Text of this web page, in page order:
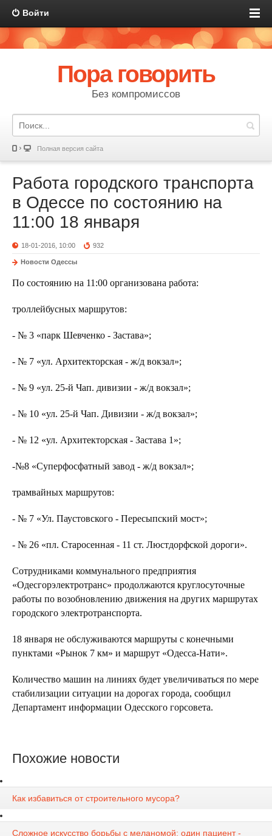
Войти
Пора говорить
Без компромиссов
Полная версия сайта
Работа городского транспорта
в Одессе по состоянию на
11:00 18 января
18-01-2016, 10:00 932
Новости Одессы
По состоянию на 11:00 организована работа:
троллейбусных маршрутов:
- № 3 «парк Шевченко - Застава»;
- № 7 «ул. Архитекторская - ж/д вокзал»;
- № 9 «ул. 25-й Чап. дивизии - ж/д вокзал»;
- № 10 «ул. 25-й Чап. Дивизии - ж/д вокзал»;
- № 12 «ул. Архитекторская - Застава 1»;
-№8 «Суперфосфатный завод - ж/д вокзал»;
трамвайных маршрутов:
- № 7 «Ул. Паустовского - Пересыпский мост»;
- № 26 «пл. Старосенная - 11 ст. Люстдорфской дороги».
Сотрудниками коммунального предприятия
«Одесгорэлектротранс» продолжаются круглосуточные
работы по возобновлению движения на других маршрутах
городского электротранспорта.
18 января не обслуживаются маршруты с конечными
пунктами «Рынок 7 км» и маршрут «Одесса-Нати».
Количество машин на линиях будет увеличиваться по мере
стабилизации ситуации на дорогах города, сообщил
Департамент информации Одесского горсовета.
Похожие новости
Как избавиться от строительного мусора?
Сложное искусство борьбы с меланомой: один пациент -